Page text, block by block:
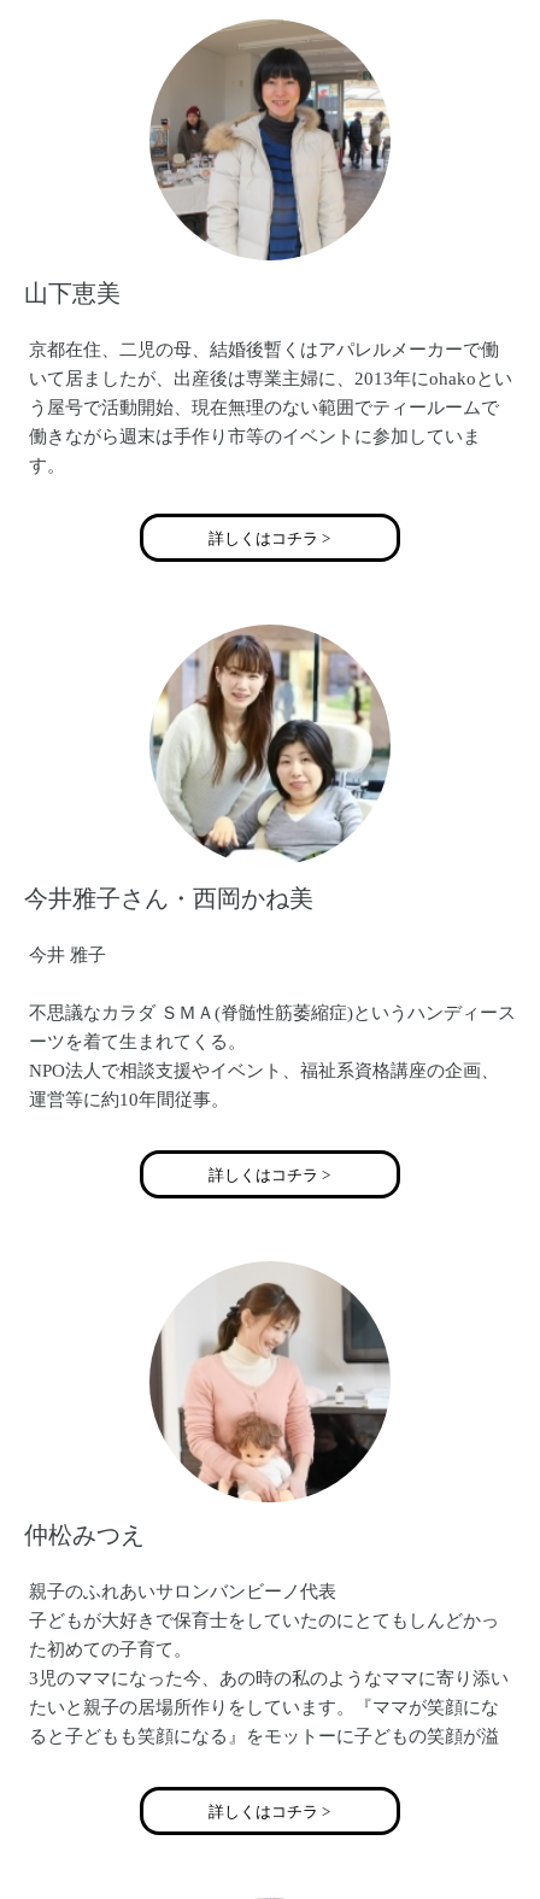
山下恵美
京都在住、二児の母、結婚後暫くはアパレルメーカーで働
いて居ましたが、出産後は専業主婦に、2013年にohakoとい
う屋号で活動開始、現在無理のない範囲でティールームで
働きながら週末は手作り市等のイベントに参加していま
す。
詳しくはコチラ >
今井雅子さん・西岡かね美
今井 雅子
不思議なカラダ ＳＭＡ(脊髄性筋萎縮症)というハンディース
ーツを着て生まれてくる。
NPO法人で相談支援やイベント、福祉系資格講座の企画、
運営等に約10年間従事。
2015年一般社団法人ぐるりを設立する。
大学卒業後、高齢者福祉施設に勤務
大学の福祉実習に関わる事務
結婚後は主に専業主婦
一般社団法人ぐるり
ホームページ→https://gururizumu.jimdo.com/
Facebook→www.facebook.com/guruguru.gururi/
詳しくはコチラ >
仲松みつえ
親子のふれあいサロンバンビーノ代表
子どもが大好きで保育士をしていたのにとてもしんどかっ
た初めての子育て。
3児のママになった今、あの時の私のようなママに寄り添い
たいと親子の居場所作りをしています。『ママが笑顔にな
ると子どもも笑顔になる』をモットーに子どもの笑顔が溢
アメブロ：https://ameblo.jp/nananaha30/
詳しくはコチラ >